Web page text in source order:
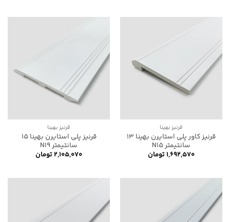
قرنیز بهینا
قرنیز کاور پلی استایرن بهینا 13
سانتیمتر N15
۱,۶۹۲,۵۷۰تومان
قرنیز بهینا
قرنیز پلی استایرن بهینا 15
سانتیمتر N19
۲,۱۰۵,۰۷۰تومان